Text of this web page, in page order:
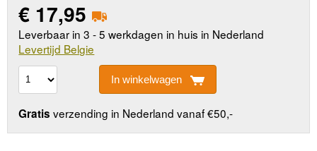
€ 17,95
Leverbaar in 3 - 5 werkdagen in huis in Nederland
Levertijd Belgie
In winkelwagen
Gratis verzending in Nederland vanaf €50,-